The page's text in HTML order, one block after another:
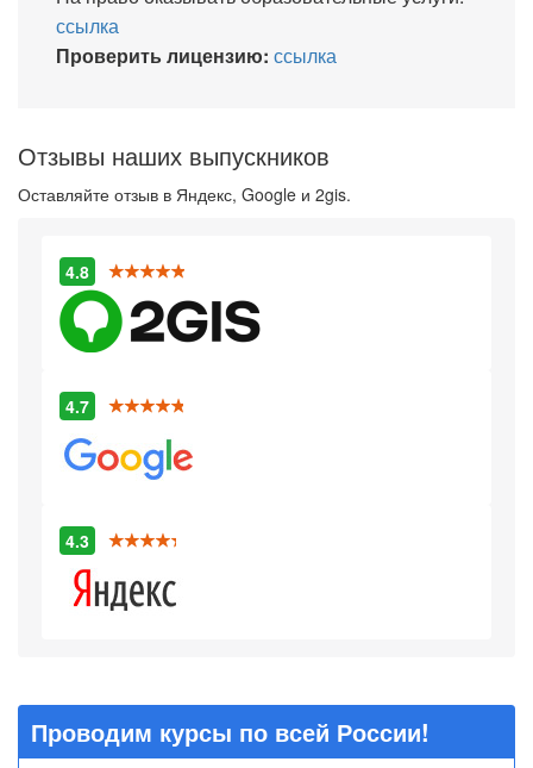
ссылка
Проверить лицензию: ссылка
Отзывы наших выпускников
Оставляйте отзыв в Яндекс, Google и 2gis.
4.8
4.7
4.3
Проводим курсы по всей России!